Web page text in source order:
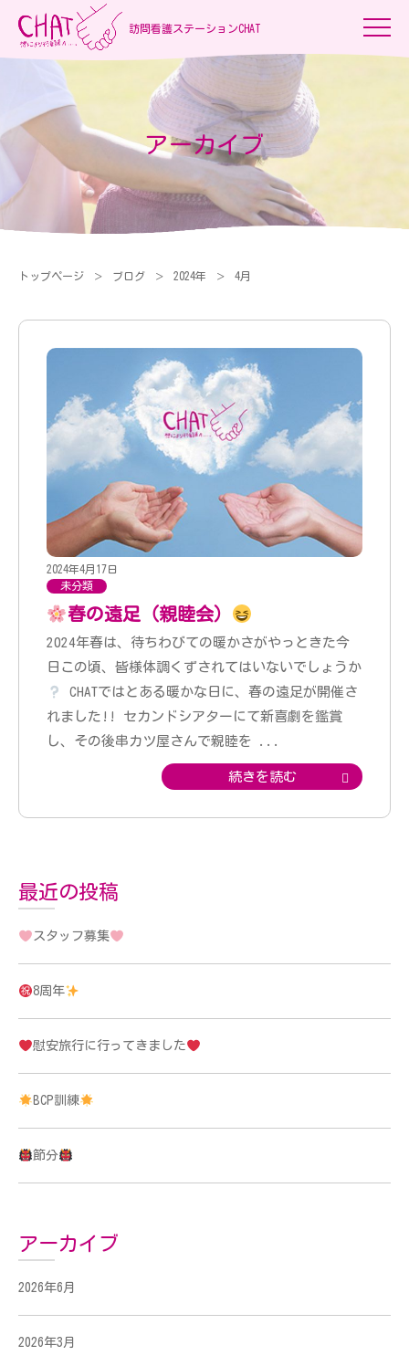
訪問看護ステーションCHAT
アーカイブ
トップページ ブログ 2024年 4月
2024年4月17日
未分類
春の遠足（親睦会）
2024年春は、待ちわびての暖かさがやっときた今
日この頃、皆様体調くずされてはいないでしょうか
CHATではとある暖かな日に、春の遠足が開催さ
れました!! セカンドシアターにて新喜劇を鑑賞
し、その後串カツ屋さんで親睦を ...
続きを読む
最近の投稿
スタッフ募集
8周年
慰安旅行に行ってきました
BCP訓練
節分
アーカイブ
2026年6月
2026年3月